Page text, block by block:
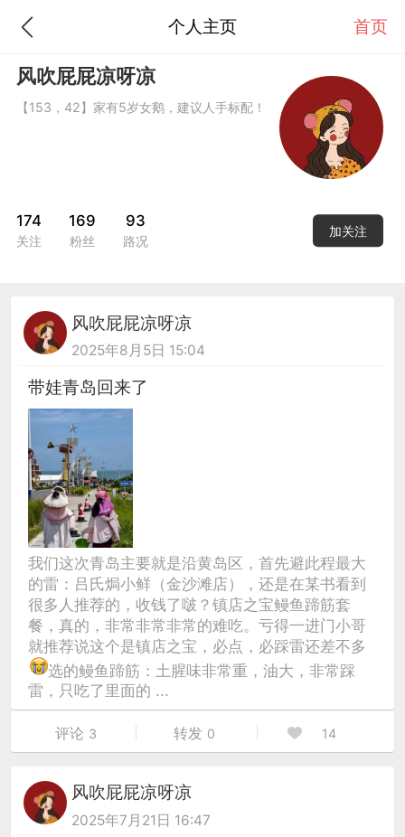
个人主页 首页
风吹屁屁凉呀凉
【153，42】家有5岁女鹅，建议人手标配！
174
关注
169
粉丝
93
路况
加关注
风吹屁屁凉呀凉
2025年8月5日 15:04
带娃青岛回来了
我们这次青岛主要就是沿黄岛区，首先避此程最大
的雷：吕氏焗小鲜（金沙滩店），还是在某书看到
很多人推荐的，收钱了啵？镇店之宝鳗鱼蹄筋套
餐，真的，非常非常非常的难吃。亏得一进门小哥
就推荐说这个是镇店之宝，必点，必踩雷还差不多
选的鳗鱼蹄筋：土腥味非常重，油大，非常踩
雷，只吃了里面的 ...
评论 3 转发 0 14
风吹屁屁凉呀凉
2025年7月21日 16:47